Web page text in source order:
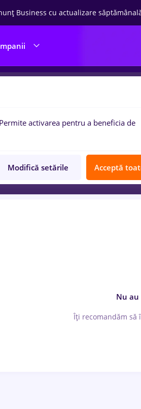
Business cu actualizare
de muncacu salarii
Relevanță
Nu
Îți recomandăm
Permite activarea pentru a beneficia de
Modifică setările Acceptă